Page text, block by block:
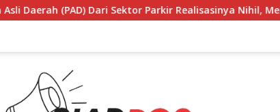
Realisasinya Nihil, Meminta Bupati Melakukan